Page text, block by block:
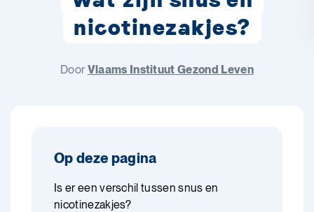
nicotinezakjes?
DoorVlaams Instituut Gezond Leven
Op deze pagina
Is er een verschil tussen snus en
nicotinezakjes?